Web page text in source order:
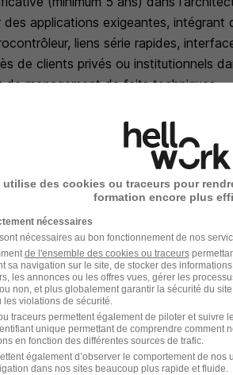
des applications exigeantes, intégrant
liens série rapides,
de clients privés ou institutionnels
de management de faits techniques.
des outils et des processus de
traçabilité des exigences et de
des clients privés ou institutionnels
de management de faits techniques
le domaine des radars ou de
l'écrit comme à l'oral
curiosité et sens de l'organisation
pour vous!
Engagée, reconnait tous les
nous !
utilise des cookies ou traceurs pour
formation encore plus
nécessaires
nécessaires au bon fonctionnement de nos
de l'ensemble des cookies ou traceurs
sa navigation sur le site, de stocker des
les annonces ou les offres vues, gérer les
non, et plus globalement garantir la sécurité du
violations de sécurité.
traceurs permettent également de piloter et suivre
unique permettant de comprendre comment
en fonction des différentes sources de trafic.
également d’observer le comportement de
dans nos sites beaucoup plus rapide et fluide.